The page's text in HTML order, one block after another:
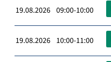
19.08.2026 09:00-10:00
19.08.2026 10:00-11:00